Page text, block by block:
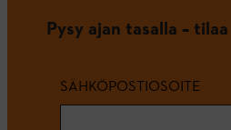
Pysy ajan tasalla –
SÄHKÖPOSTIOSOITE